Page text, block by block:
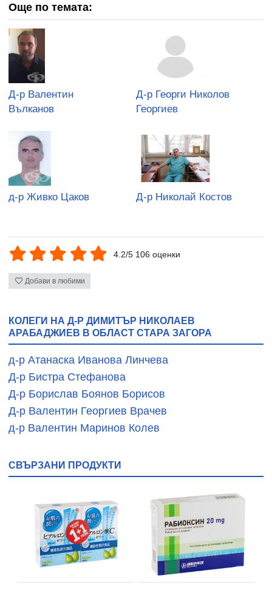
Още по темата:
Д-р Валентин
Вълканов
Д-р Георги Николов
Георгиев
д-р Живко Цаков Д-р Николай Костов
4.2/5 106 оценки
Добави в любими
КОЛЕГИ НА Д-Р ДИМИТЪР НИКОЛАЕВ
АРАБАДЖИЕВ В ОБЛАСТ СТАРА ЗАГОРА
д-р Атанаска Иванова Линчева
Д-р Бистра Стефанова
Д-р Борислав Боянов Борисов
Д-р Валентин Георгиев Врачев
д-р Валентин Маринов Колев
СВЪРЗАНИ ПРОДУКТИ